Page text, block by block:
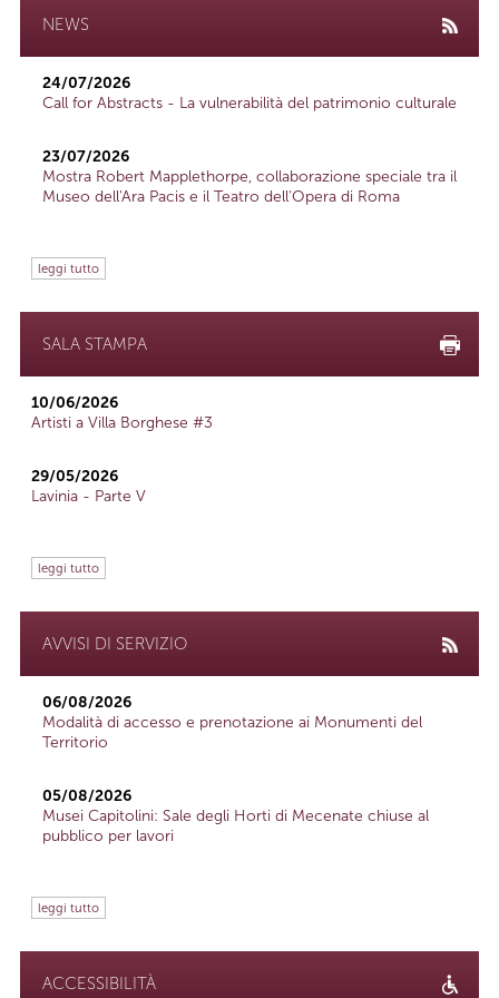
NEWS
24/07/2026
Call for Abstracts - La vulnerabilità del patrimonio culturale
23/07/2026
Mostra Robert Mapplethorpe, collaborazione speciale tra il
Museo dell'Ara Pacis e il Teatro dell'Opera di Roma
leggi tutto
SALA STAMPA
10/06/2026
Artisti a Villa Borghese #3
29/05/2026
Lavinia - Parte V
leggi tutto
AVVISI DI SERVIZIO
06/08/2026
Modalità di accesso e prenotazione ai Monumenti del
Territorio
05/08/2026
Musei Capitolini: Sale degli Horti di Mecenate chiuse al
pubblico per lavori
leggi tutto
ACCESSIBILITÀ